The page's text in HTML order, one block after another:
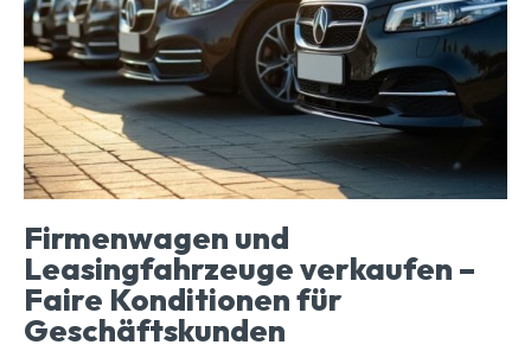
Firmenwagen und
Leasingfahrzeuge verkaufen –
Faire Konditionen für
Geschäftskunden